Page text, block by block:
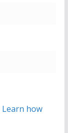
Learn how